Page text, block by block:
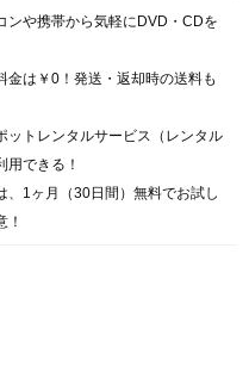
ンや携帯から気軽にDVD・CDを
金は￥0！発送・返却時の送料も
ットレンタルサービス（レンタル
用できる！
、1ヶ月（30日間）無料でお試し
！